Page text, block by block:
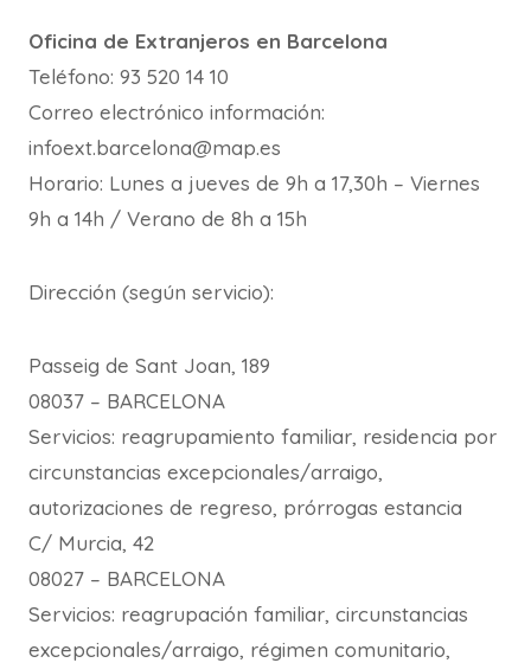
Oficina de Extranjeros en Barcelona
Teléfono: 93 520 14 10
Correo electrónico información:
infoext.barcelona@map.es
Horario: Lunes a jueves de 9h a 17,30h – Viernes
9h a 14h / Verano de 8h a 15h
Dirección (según servicio):
Passeig de Sant Joan, 189
08037 – BARCELONA
Servicios: reagrupamiento familiar, residencia por
circunstancias excepcionales/arraigo,
autorizaciones de regreso, prórrogas estancia
C/ Murcia, 42
08027 – BARCELONA
Servicios: reagrupación familiar, circunstancias
excepcionales/arraigo, régimen comunitario,